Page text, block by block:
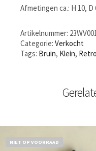
Afmetingen ca.: H 10, D
Artikelnummer:
Categorie: Verkocht
Tags: Bruin, Klein, Retro
NIET OP VOORRAAD